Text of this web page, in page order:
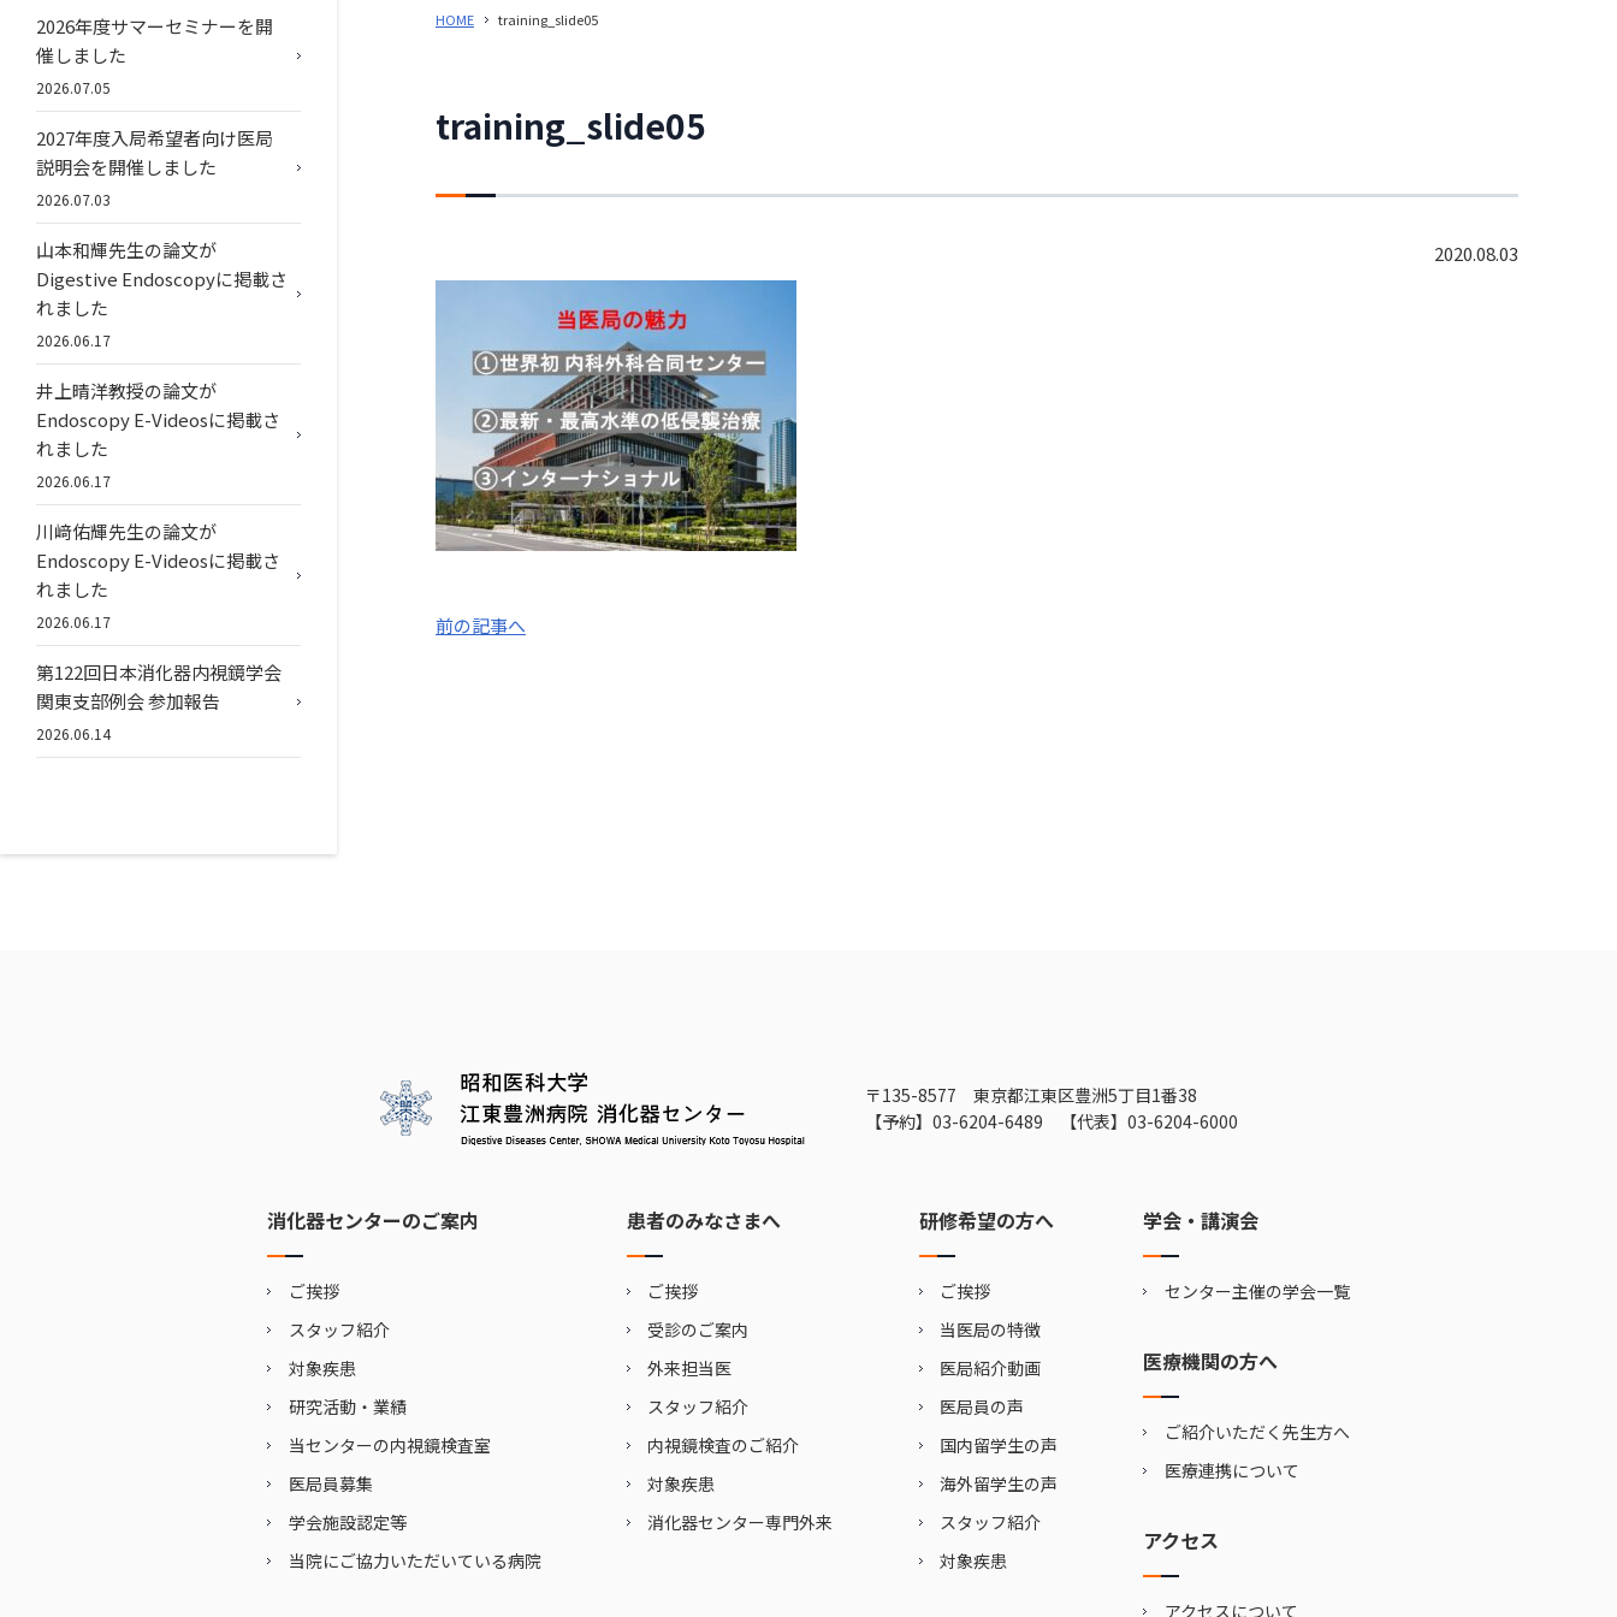
HOME training_slide05
training_slide05
2020.08.03
前の記事へ
2026年度サマーセミナーを開
催しました
2026.07.05
2027年度入局希望者向け医局
説明会を開催しました
2026.07.03
山本和輝先生の論文が
Digestive Endoscopyに掲載さ
れました
2026.06.17
井上晴洋教授の論文が
Endoscopy E-Videosに掲載さ
れました
2026.06.17
川﨑佑輝先生の論文が
Endoscopy E-Videosに掲載さ
れました
2026.06.17
第122回日本消化器内視鏡学会
関東支部例会 参加報告
2026.06.14
〒135-8577 東京都江東区豊洲5丁目1番38
【予約】 03-6204-6489 【代表】 03-6204-6000
消化器センターのご案内
ご挨拶
スタッフ紹介
対象疾患
研究活動・業績
当センターの内視鏡検査室
医局員募集
学会施設認定等
当院にご協力いただいている病院
患者のみなさまへ
ご挨拶
受診のご案内
外来担当医
スタッフ紹介
内視鏡検査のご紹介
対象疾患
消化器センター専門外来
研修希望の方へ
ご挨拶
当医局の特徴
医局紹介動画
医局員の声
国内留学生の声
海外留学生の声
スタッフ紹介
対象疾患
学会・講演会
センター主催の学会一覧
医療機関の方へ
ご紹介いただく先生方へ
医療連携について
アクセス
アクセスについて